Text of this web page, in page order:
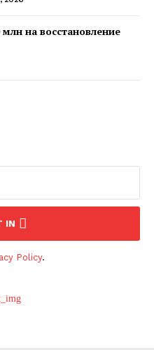
на восстановление
IN
Policy.